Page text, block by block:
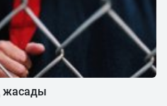
жасады